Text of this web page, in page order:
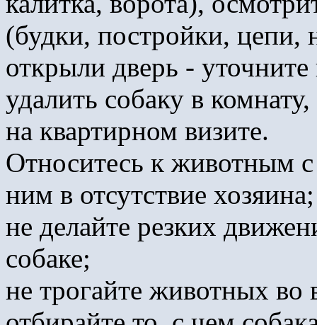
(будки, постройки, цепи,
открыли дверь -
удалить собаку в
на квартирном визите.
Относитесь к животным
ним в отсутствие хозяина;
не делайте резких
собаке;
не трогайте животных во